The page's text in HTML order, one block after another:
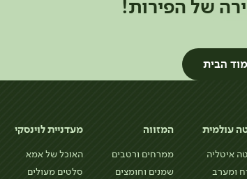
של הפירות!
הבית
עולמית
איטליה
ומערב
המזווה
ממרחים ורטבים
שמנים וחומצים
מעדניית לוינסקי
האוכל של אמא
סלטים מעולים